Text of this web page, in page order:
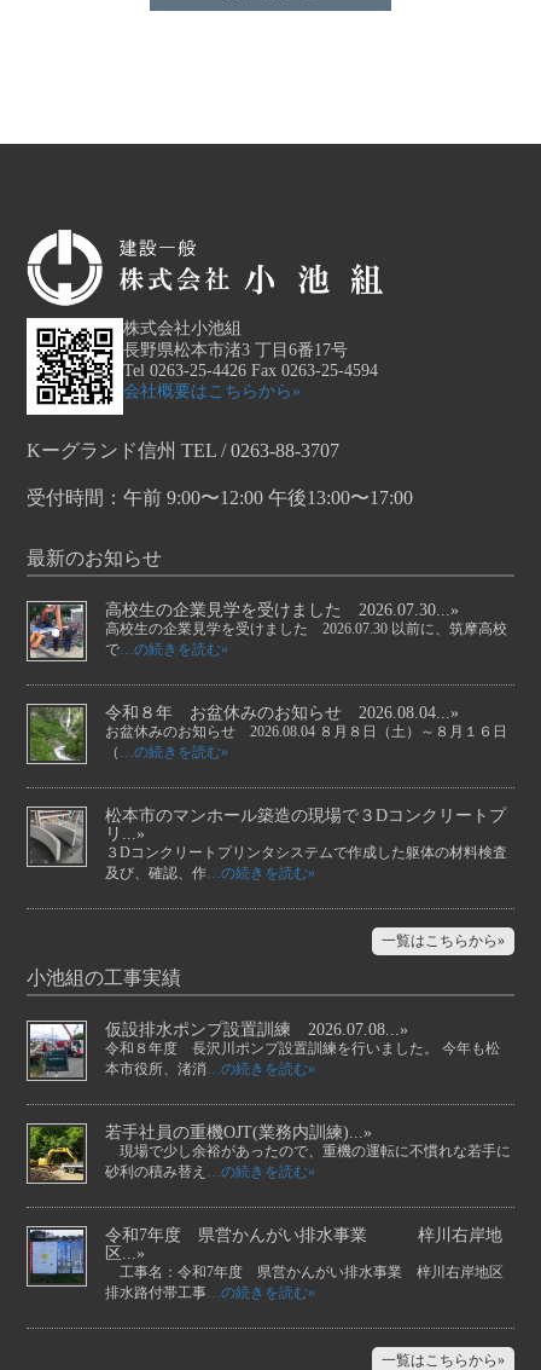
株式会社小池組
長野県松本市渚3 丁目6番17号
Tel 0263-25-4426 Fax 0263-25-4594
会社概要はこちらから»
Kーグランド信州 TEL / 0263-88-3707
受付時間：午前 9:00〜12:00 午後13:00〜17:00
最新のお知らせ
高校生の企業見学を受けました 2026.07.30...»
高校生の企業見学を受けました 2026.07.30 以前に、筑摩高校
で …の続きを読む»
令和８年 お盆休みのお知らせ 2026.08.04...»
お盆休みのお知らせ 2026.08.04 ８月８日（土）～８月１６日
（
…の続きを読む»
松本市のマンホール築造の現場で３Dコンクリートプ
リ...»
３Dコンクリートプリンタシステムで作成した躯体の材料検査
及び、確認、作 …の続きを読む»
一覧はこちらから»
小池組の工事実績
仮設排水ポンプ設置訓練 2026.07.08...»
令和８年度 長沢川ポンプ設置訓練を行いました。 今年も松
本市役所、渚消 …の続きを読む»
若手社員の重機OJT(業務内訓練)...»
現場で少し余裕があったので、重機の運転に不慣れな若手に
砂利の積み替え
…の続きを読む»
令和7年度 県営かんがい排水事業 梓川右岸地
区...»
工事名：令和7年度 県営かんがい排水事業 梓川右岸地区
排水路付帯工事 …の続きを読む»
一覧はこちらから»